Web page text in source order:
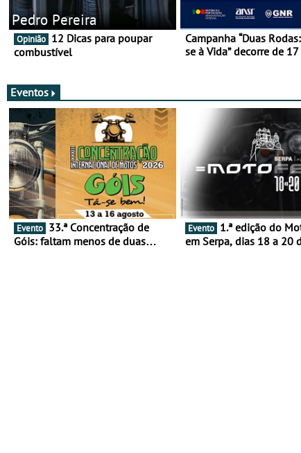
Pedro Pereira
Opinião
combustível
Campanha “Duas
se à Vida” decorre de
Eventos
Evento
Góis: faltam menos de duas
Evento
em Serpa, dias 18 a 20